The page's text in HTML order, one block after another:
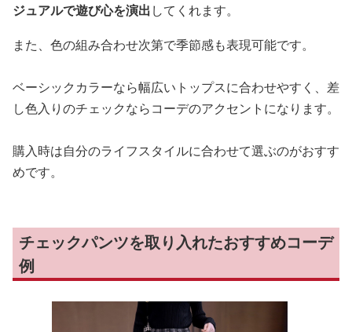
ジュアルで遊び心を演出してくれます。
また、色の組み合わせ次第で季節感も表現可能です。
ベーシックカラーなら幅広いトップスに合わせやすく、差
し色入りのチェックならコーデのアクセントになります。
購入時は自分のライフスタイルに合わせて選ぶのがおすす
めです。
チェックパンツを取り入れたおすすめコーデ
例